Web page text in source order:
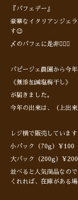
『パフェデー』
豪華なイタリアンジェ
す😉
〆のパフェに是非🙋🏻‍♂️
パピージェ農園から今
《無添加減塩梅干し》
が届きました。
今年の出来は、（上出来
レジ横で販売しています
小パック（70g）¥100
大パック（200g）¥200
並べると人気商品なの
くれれば、在庫がある